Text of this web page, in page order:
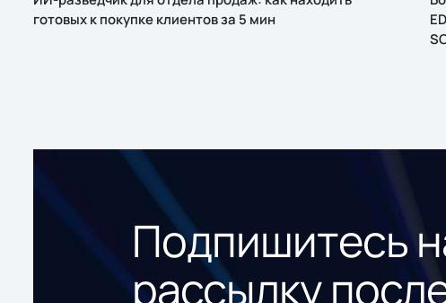
готовых к покупке клиентов за 5 мин
Подпишитесь
рассылку